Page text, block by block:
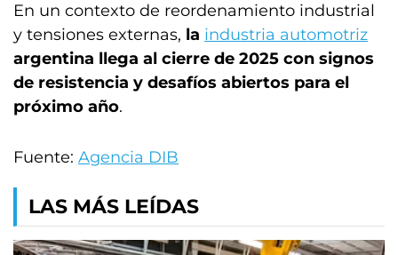
En un contexto de reordenamiento industrial
y tensiones externas, la industria automotriz
argentina llega al cierre de 2025 con signos
de resistencia y desafíos abiertos para el
próximo año.
Fuente: Agencia DIB
LAS MÁS LEÍDAS